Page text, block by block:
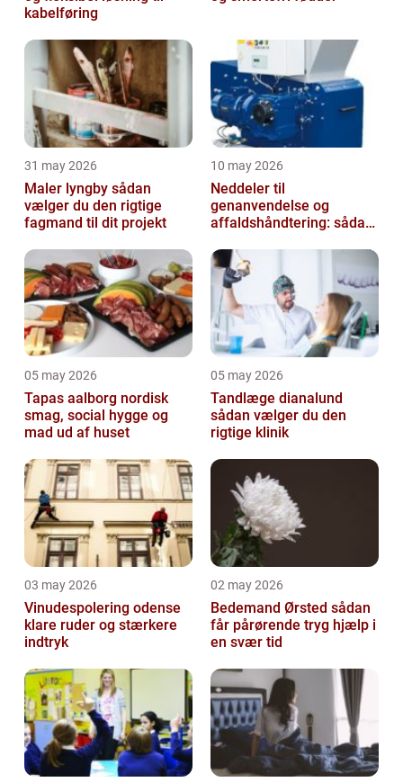
kabelføring
31 may 2026
Maler lyngby sådan
vælger du den rigtige
fagmand til dit projekt
10 may 2026
Neddeler til
genanvendelse og
affaldshåndtering: sådan
05 may 2026
Tapas aalborg nordisk
smag, social hygge og
mad ud af huset
05 may 2026
Tandlæge dianalund
sådan vælger du den
rigtige klinik
03 may 2026
Vinudespolering odense
klare ruder og stærkere
indtryk
02 may 2026
Bedemand Ørsted sådan
får pårørende tryg hjælp i
en svær tid